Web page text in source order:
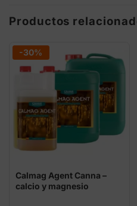
Productos
-30%
Calmag Agent Canna –
calcio y magnesio